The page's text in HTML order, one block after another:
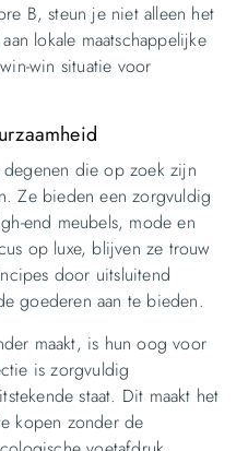
B, steun je niet alleen het
lokale maatschappelijke
win situatie voor
die op zoek zijn
Ze bieden een zorgvuldig
end meubels, mode en
op luxe, blijven ze trouw
door uitsluitend
goederen aan te bieden.
maakt, is hun oog voor
is zorgvuldig
staat. Dit maakt het
kopen zonder de